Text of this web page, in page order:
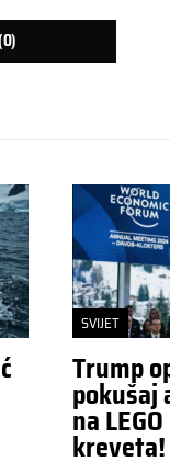
SVIJET
Trump
pokušaj
na
kreveta!